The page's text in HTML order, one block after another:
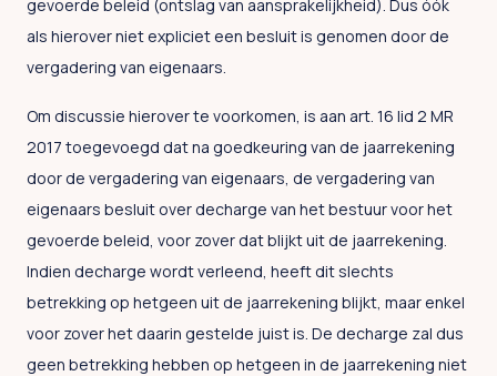
gevoerde beleid (ontslag van aansprakelijkheid). Dus óók
als hierover niet expliciet een besluit is genomen door de
vergadering van eigenaars.
Om discussie hierover te voorkomen, is aan art. 16 lid 2 MR
2017 toegevoegd dat na goedkeuring van de jaarrekening
door de vergadering van eigenaars, de vergadering van
eigenaars besluit over decharge van het bestuur voor het
gevoerde beleid, voor zover dat blijkt uit de jaarrekening.
Indien decharge wordt verleend, heeft dit slechts
betrekking op hetgeen uit de jaarrekening blijkt, maar enkel
voor zover het daarin gestelde juist is. De decharge zal dus
geen betrekking hebben op hetgeen in de jaarrekening niet